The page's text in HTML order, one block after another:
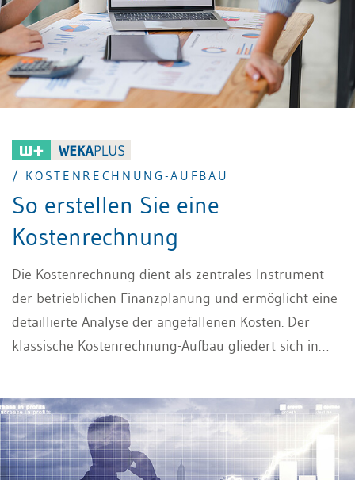
/ KOSTENRECHNUNG-AUFBAU
So erstellen Sie eine
Kostenrechnung
Die Kostenrechnung dient als zentrales Instrument
der betrieblichen Finanzplanung und ermöglicht eine
detaillierte Analyse der angefallenen Kosten. Der
klassische Kostenrechnung-Aufbau gliedert sich in